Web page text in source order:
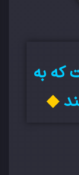
که به
◆